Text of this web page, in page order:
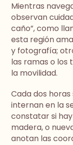
Mientras
observan
caño”, como
esta región
y fotografía;
las ramas o los
la movilidad.
Cada dos
internan en la
constatar si
madera, o
anotan las